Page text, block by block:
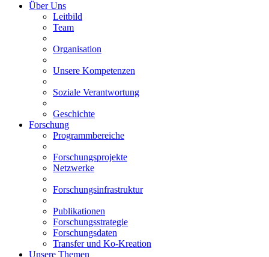
Über Uns
Leitbild
Team
Organisation
Unsere Kompetenzen
Soziale Verantwortung
Geschichte
Forschung
Programmbereiche
Forschungsprojekte
Netzwerke
Forschungsinfrastruktur
Publikationen
Forschungsstrategie
Forschungsdaten
Transfer und Ko-Kreation
Unsere Themen